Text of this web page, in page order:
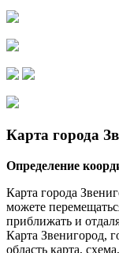
Карта города
Определение
Карта города
можете
приближать и
Карта Звенигород,
область карта,